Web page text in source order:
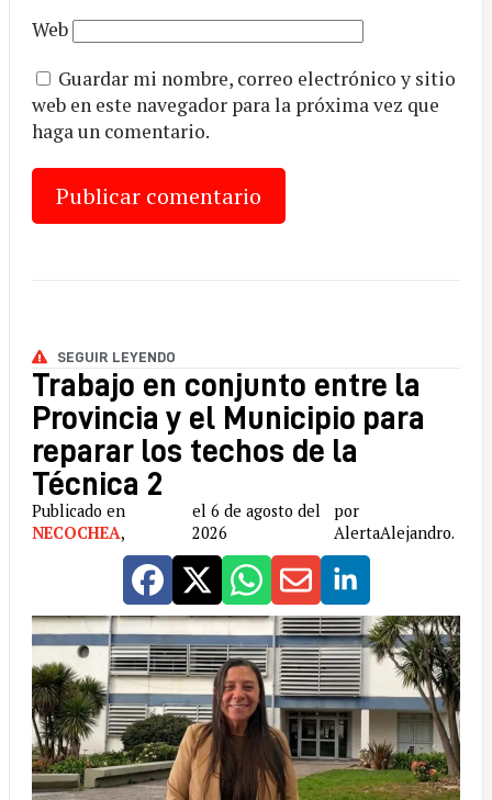
Web
Guardar mi nombre, correo electrónico y sitio
web en este navegador para la próxima vez que
haga un comentario.
SEGUIR LEYENDO
Trabajo en conjunto entre la
Provincia y el Municipio para
reparar los techos de la
Técnica 2
Publicado en
NECOCHEA,
el 6 de agosto del
2026
por
AlertaAlejandro.